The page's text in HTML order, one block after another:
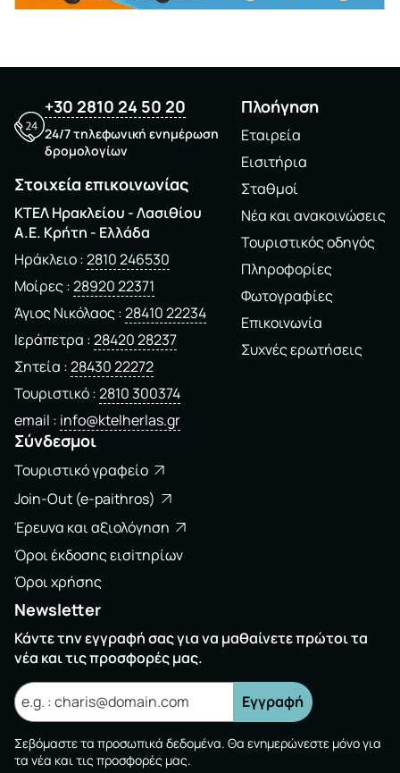
+30 2810 24 50 20
24/7 τηλεφωνική ενημέρωση
δρομολογίων
Στοιχεία επικοινωνίας
ΚΤΕΛ Ηρακλείου - Λασιθίου
A.E. Kρήτη - Ελλάδα
Ηράκλειο 2810 246530
Μοίρες 28920 22371
Άγιος Νικόλαος 28410 22234
Ιεράπετρα 28420 28237
Σητεία 28430 22272
Τουριστικό 2810 300374
email info@ktelherlas.gr
Πλοήγηση
Εταιρεία
Εισιτήρια
Σταθμοί
Νέα και ανακοινώσεις
Τουριστικός οδηγός
Πληροφορίες
Φωτογραφίες
Επικοινωνία
Συχνές ερωτήσεις
Σύνδεσμοι
Τουριστικό γραφείο
Join-Out (e-paithros)
Έρευνα και αξιολόγηση
Όροι έκδοσης εισiτηρίων
Όροι χρήσης
Newsletter
Κάντε την εγγραφή σας για να μαθαίνετε πρώτοι τα
νέα και τις προσφορές μας.
Εγγραφή
Σεβόμαστε τα προσωπικά δεδομένα. Θα ενημερώνεστε μόνο για
τα νέα και τις προσφορές μας.